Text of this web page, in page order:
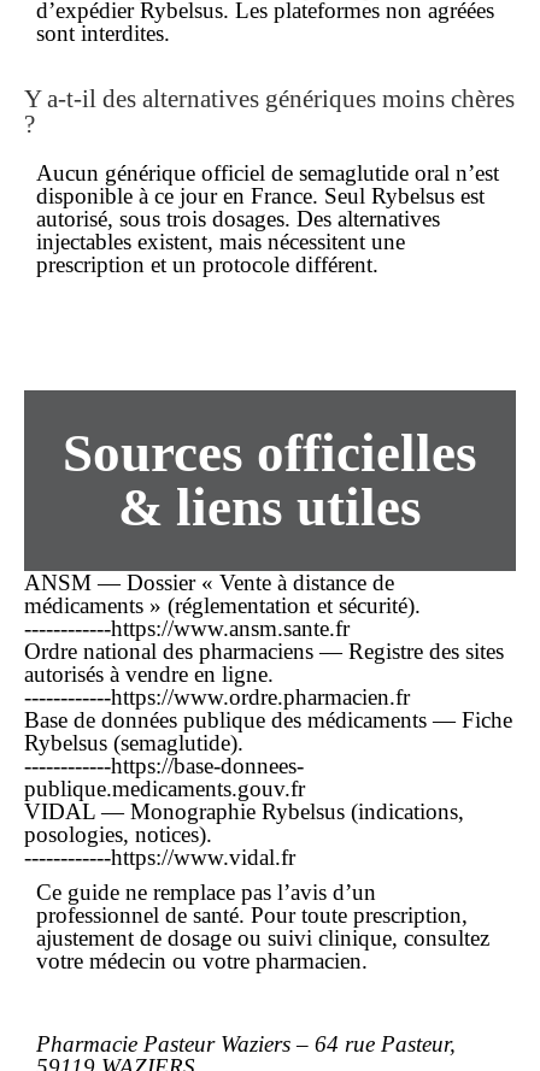
d’expédier Rybelsus. Les plateformes non agréées
sont interdites.
Y a-t-il des alternatives génériques moins chères
?
Aucun générique officiel de semaglutide oral n’est
disponible à ce jour en France. Seul Rybelsus est
autorisé, sous trois dosages. Des alternatives
injectables existent, mais nécessitent une
prescription et un protocole différent.
Sources officielles
& liens utiles
ANSM — Dossier « Vente à distance de
médicaments » (réglementation et sécurité).
------------https://www.ansm.sante.fr
Ordre national des pharmaciens — Registre des sites
autorisés à vendre en ligne.
------------https://www.ordre.pharmacien.fr
Base de données publique des médicaments — Fiche
Rybelsus (semaglutide).
------------https://base-donnees-
publique.medicaments.gouv.fr
VIDAL — Monographie Rybelsus (indications,
posologies, notices).
------------https://www.vidal.fr
Ce guide ne remplace pas l’avis d’un
professionnel de santé. Pour toute prescription,
ajustement de dosage ou suivi clinique, consultez
votre médecin ou votre pharmacien.
Pharmacie Pasteur Waziers – 64 rue Pasteur,